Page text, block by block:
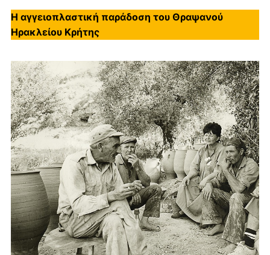
Η αγγειοπλαστική παράδοση του Θραψανού
Ηρακλείου Κρήτης